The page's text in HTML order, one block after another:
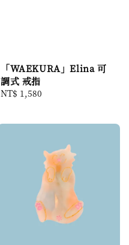
「WAEKURA」Elina 可
調式 戒指
Regular
NT$ 1,580